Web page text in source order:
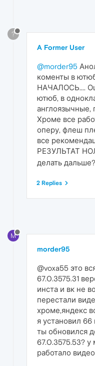
?
A Former User
@morder95
коменты в
НАЧАЛОСЬ....
ютюб, в
англоязычные,
Хроме все
оперу, флеш
все
РЕЗУЛЬТАТ
делать
2 Replies
M
morder95
@voxa55 это
67.0.3575.31
инста и вк не
перестали
хроме,яндекс
я установил
ты обновился
67.0.3575.53?
работало видео